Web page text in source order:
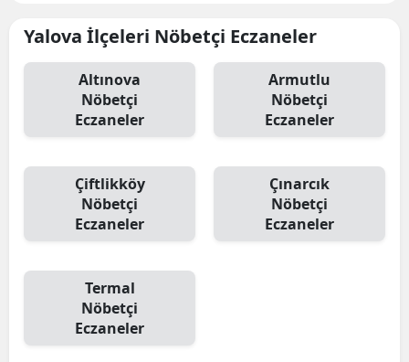
Yalova İlçeleri Nöbetçi Eczaneler
Altınova
Nöbetçi
Eczaneler
Armutlu
Nöbetçi
Eczaneler
Çiftlikköy
Nöbetçi
Eczaneler
Çınarcık
Nöbetçi
Eczaneler
Termal
Nöbetçi
Eczaneler